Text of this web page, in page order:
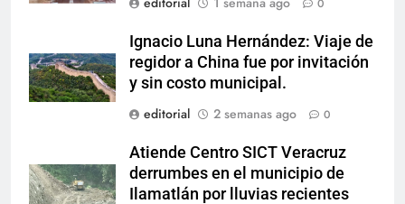
0
Ignacio Luna Hernández: Viaje de
regidor a China fue por invitación
y sin costo municipal.
editorial
2 semanas ago 0
Atiende Centro SICT Veracruz
derrumbes en el municipio de
Ilamatlán por lluvias recientes